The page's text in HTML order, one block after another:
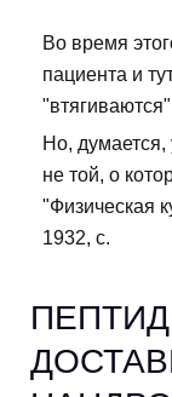
Во время
пациента и
Но, думается,
не той, о
"Физическая
1932, с.
ПЕПТИД